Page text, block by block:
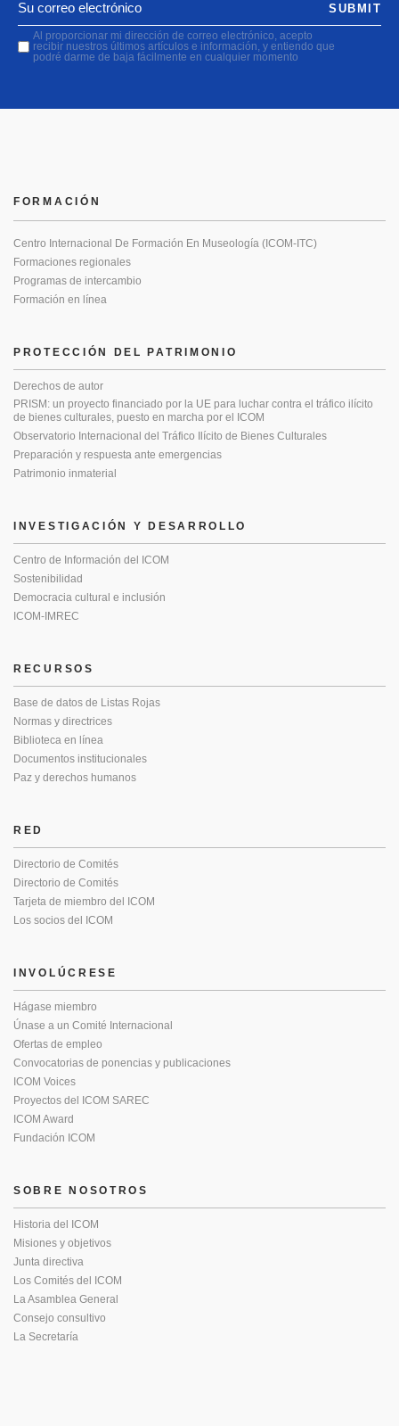
Al proporcionar mi dirección de correo electrónico, acepto
recibir nuestros últimos artículos e información, y entiendo que
podré darme de baja fácilmente en cualquier momento
SUBMIT
PROTECCIÓN DEL PATRIMONIO
Derechos de autor
PRISM: un proyecto financiado por la UE para luchar contra el tráfico ilícito
de bienes culturales, puesto en marcha por el ICOM
Observatorio Internacional del Tráfico Ilícito de Bienes Culturales
Preparación y respuesta ante emergencias
Patrimonio inmaterial
FORMACIÓN
Centro Internacional De Formación En Museología (ICOM-ITC)
Formaciones regionales
Programas de intercambio
Formación en línea
INVESTIGACIÓN Y DESARROLLO
Centro de Información del ICOM
Sostenibilidad
Democracia cultural e inclusión
ICOM-IMREC
RECURSOS
Base de datos de Listas Rojas
Normas y directrices
Biblioteca en línea
Documentos institucionales
Paz y derechos humanos
RED
Directorio de Comités
Directorio de Comités
Tarjeta de miembro del ICOM
Los socios del ICOM
INVOLÚCRESE
Hágase miembro
Únase a un Comité Internacional
Ofertas de empleo
Convocatorias de ponencias y publicaciones
ICOM Voices
Proyectos del ICOM SAREC
ICOM Award
Fundación ICOM
SOBRE NOSOTROS
Historia del ICOM
Misiones y objetivos
Junta directiva
Los Comités del ICOM
La Asamblea General
Consejo consultivo
La Secretaría